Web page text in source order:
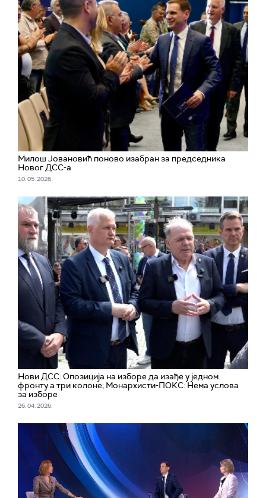
Милош Јовановић поново изабран за председника
Новог ДСС-а
10. 05. 2026.
Нови ДСС: Опозиција на изборе да изађе у једном
фронту а три колоне; Монархисти-ПОКС: Нема услова
за изборе
26. 04. 2026.